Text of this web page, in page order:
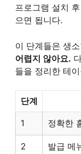
프로그램 설치
으면 됩니다.
이 단계들은 생
어렵지 않아요.
들을 정리한 테
단계
1 정확한
2 발급 메